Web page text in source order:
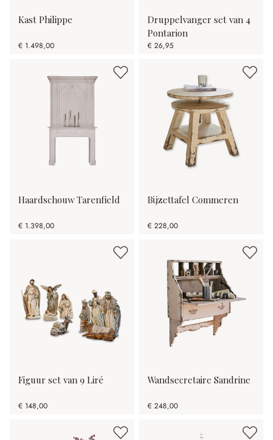
Kast Philippe
€ 1.498,00
Druppelvanger set van 4
Pontarion
€ 26,95
Haardschouw Tarenfield
€ 1.398,00
Bijzettafel Commeren
€ 228,00
Figuur set van 9 Liré
€ 148,00
Wandsecretaire Sandrine
€ 248,00